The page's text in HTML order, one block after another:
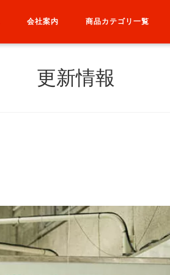
会社案内 商品カテゴリ一覧
更新情報